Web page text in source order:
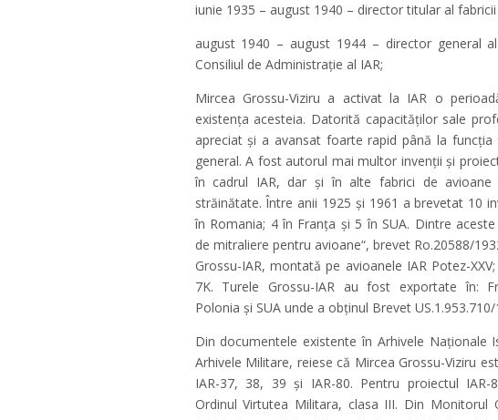
iunie 1935 – august 1940 – director titular al fabricii
august 1940 – august 1944 – director general
Consiliul de Administraţie al IAR;
Mircea Grossu-Viziru a activat la IAR o
existenţa acesteia. Datorită capacităţilor sale
apreciat şi a avansat foarte rapid până la
general. A fost autorul mai multor invenţii şi
în cadrul IAR, dar şi în alte fabrici de avioane
străinătate. Între anii 1925 și 1961 a brevetat 10
în Romania; 4 în Franţa şi 5 în SUA. Dintre
de mitraliere pentru avioane“, brevet Ro.20588/
Grossu-IAR, montată pe avioanele IAR Potez-
7K. Turele Grossu-IAR au fost exportate în:
Polonia şi SUA unde a obţinul Brevet US.1.953.710/
Din documentele existente în Arhivele Naţionale
Arhivele Militare, reiese că Mircea Grossu-Viziru
IAR-37, 38, 39 şi IAR-80. Pentru proiectul
Ordinul Virtutea Militara, clasa III. Din Monitorul